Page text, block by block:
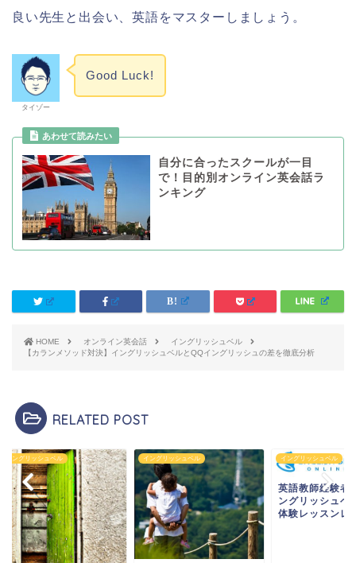
良い先生と出会い、英語をマスターしましょう。
タイゾー
Good Luck!
自分に合ったスクールが一目
で！目的別オンライン英会話ラ
ンキング
HOME オンライン英会話
イングリッシュベル
【カランメソッド対決】イングリッシュベルとQQイングリッシュの差を徹底分析
RELATED POST
リッシュベル イングリッシュベル イングリッシュベル
英語教師経験者在籍
ングリッシュベルの
体験レッスンレビュ